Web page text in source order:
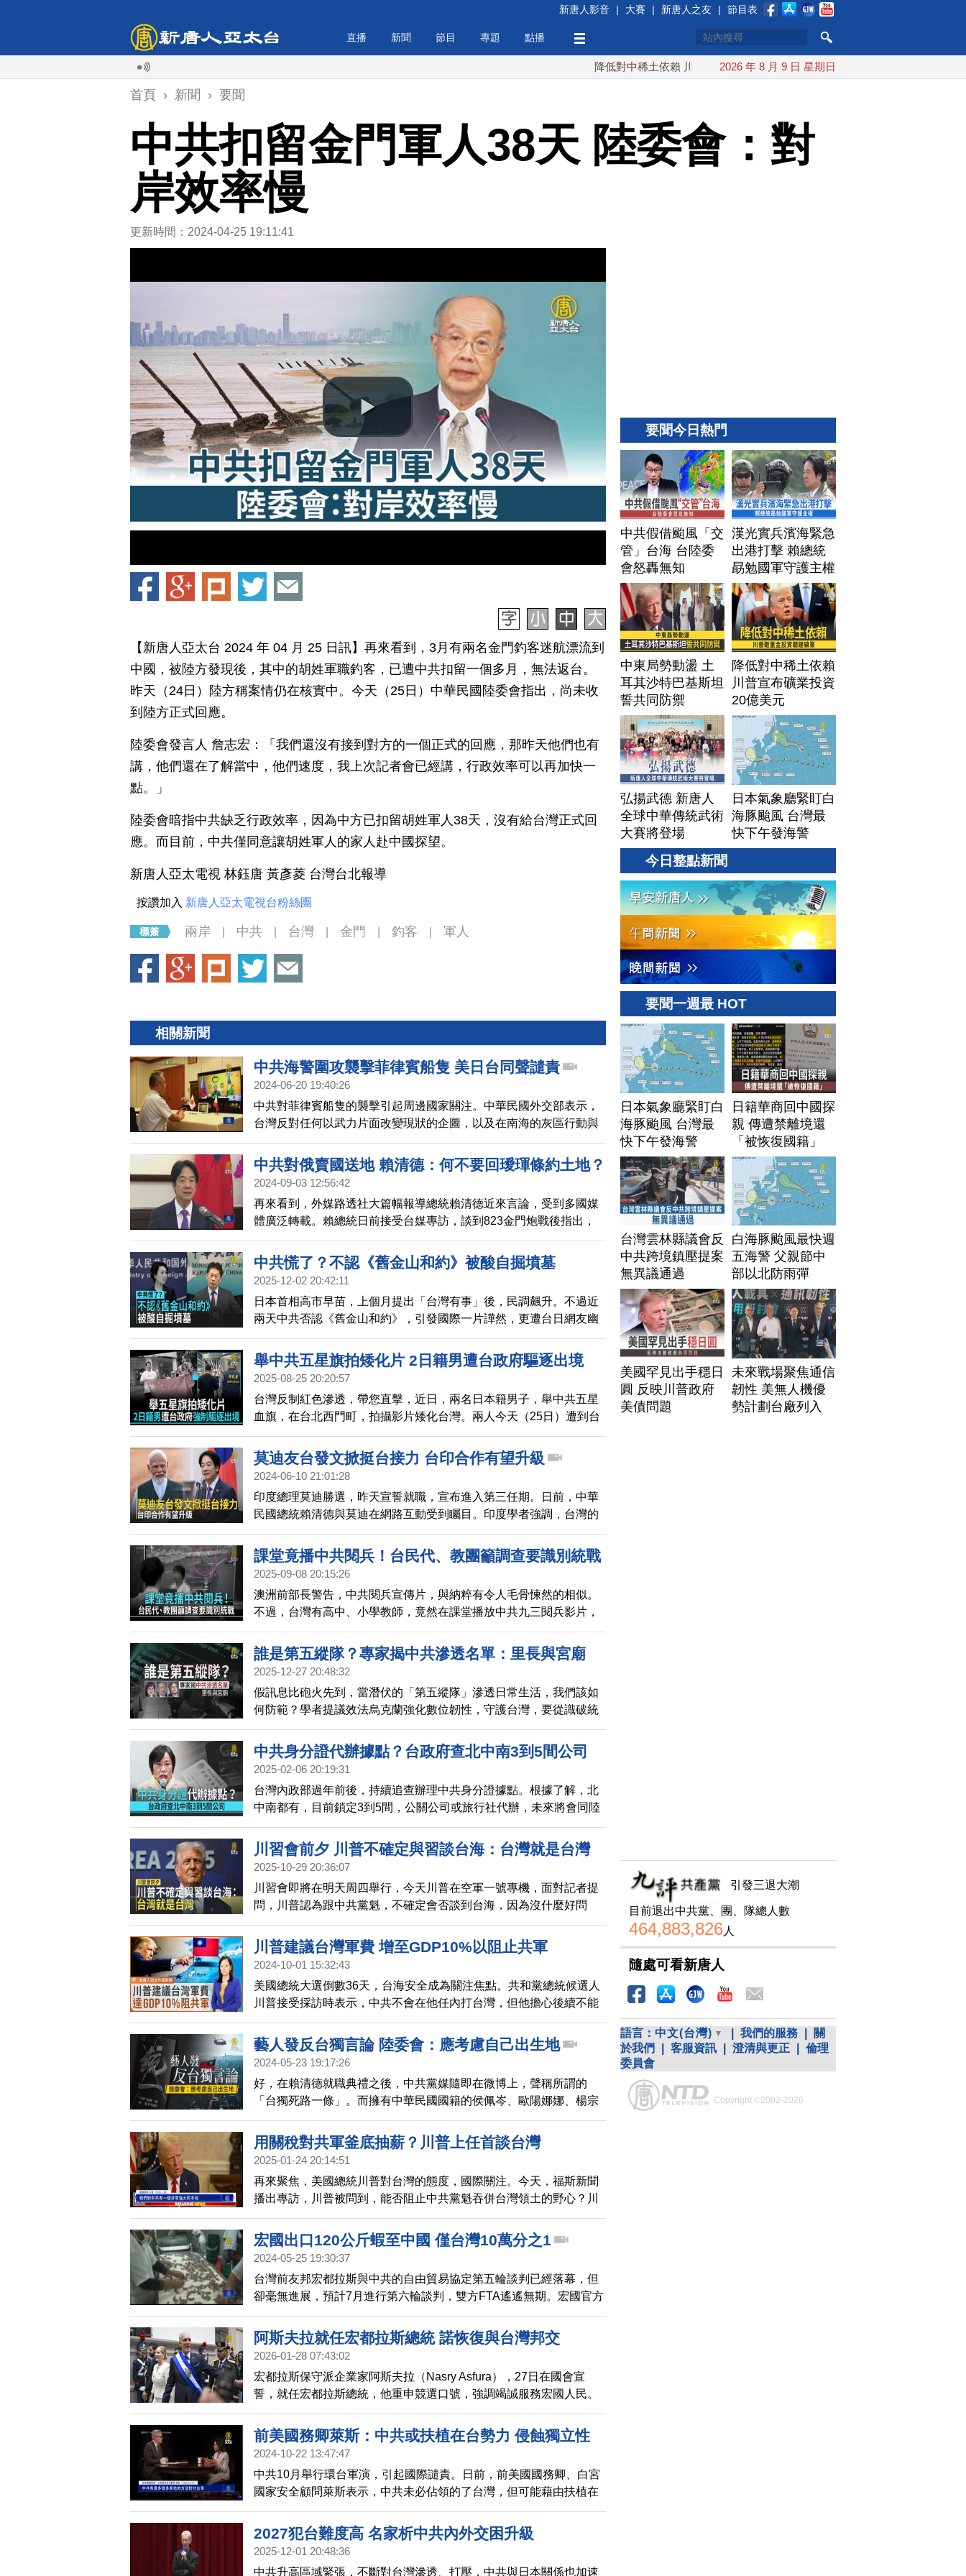
新唐人影音 | 大賽 | 新唐人之友 | 節目表
直播 新聞 節目 專題 點播
降低對中稀土依賴 川普宣布礦業投資20億美元 中東局勢動盪 土耳其沙特巴基斯
2026 年 8 月 9 日 星期日
首頁 › 新聞 › 要聞
中共扣留金門軍人38天 陸委會：對
岸效率慢
更新時間：2024-04-25 19:11:41
【新唐人亞太台 2024 年 04 月 25 日訊】再來看到，3月有兩名金門釣客迷航漂流到
中國，被陸方發現後，其中的胡姓軍職釣客，已遭中共扣留一個多月，無法返台。
昨天（24日）陸方稱案情仍在核實中。今天（25日）中華民國陸委會指出，尚未收
到陸方正式回應。
陸委會發言人 詹志宏：「我們還沒有接到對方的一個正式的回應，那昨天他們也有
講，他們還在了解當中，他們速度，我上次記者會已經講，行政效率可以再加快一
點。」
陸委會暗指中共缺乏行政效率，因為中方已扣留胡姓軍人38天，沒有給台灣正式回
應。而目前，中共僅同意讓胡姓軍人的家人赴中國探望。
新唐人亞太電視 林鈺唐 黃彥菱 台灣台北報導
按讚加入 新唐人亞太電視台粉絲團
兩岸 中共 台灣 金門 釣客 軍人
相關新聞
中共海警圍攻襲擊菲律賓船隻 美日台同聲譴責
2024-06-20 19:40:26
中共對菲律賓船隻的襲擊引起周邊國家關注。中華民國外交部表示，
台灣反對任何以武力片面改變現狀的企圖，以及在南海的灰區行動與
軍事脅迫。美國國務卿布林肯也與菲律賓外長通話，譴責中共破壞區
域和平穩定，並重申美國根據《共同防禦條約》對菲律賓的堅定承
諾。此外，日本自衛隊統合幕僚長吉田圭秀，也與菲律賓參謀總長進
隊始終站在菲律賓這邊，並將深化與菲律賓及理念相近國家的合作。
中共對俄賣國送地 賴清德：何不要回璦琿條約土地？
2024-09-03 12:56:42
再來看到，外媒路透社大篇幅報導總統賴清德近來言論，受到多國媒
體廣泛轉載。賴總統日前接受台媒專訪，談到823金門炮戰後指出，
中共侵台目的，根本就不是為了中國領土問題，否則，中共現在就會
和俄羅斯討回龐大的中國土地。
中共慌了？不認《舊金山和約》被酸自掘墳墓
2025-12-02 20:42:11
日本首相高市早苗，上個月提出「台灣有事」後，民調飆升。不過近
兩天中共否認《舊金山和約》，引發國際一片譁然，更遭台日網友幽
默評論。日本前議員表達，難道現在台灣還是日本領土嗎？台灣外交
部也回應，強調中華民國台灣與中共互不隸屬。
舉中共五星旗拍矮化片 2日籍男遭台政府驅逐出境
2025-08-25 20:20:57
台灣反制紅色滲透，帶您直擊，近日，兩名日本籍男子，舉中共五星
血旗，在台北西門町，拍攝影片矮化台灣。兩人今天（25日）遭到台
灣移民署驅逐出境，禁止再入境台灣。
莫迪友台發文掀挺台接力 台印合作有望升級
2024-06-10 21:01:28
印度總理莫迪勝選，昨天宣誓就職，宣布進入第三任期。日前，中華
民國總統賴清德與莫迪在網路互動受到矚目。印度學者強調，台灣的
自治地位及防衛，都攸關印度利益，雙方的關係應該超越經濟領域。
課堂竟播中共閱兵！台民代、教團籲調查要識別統戰
2025-09-08 20:15:26
澳洲前部長警告，中共閱兵宣傳片，與納粹有令人毛骨悚然的相似。
不過，台灣有高中、小學教師，竟然在課堂播放中共九三閱兵影片，
引發軒然大波。台灣民意代表，及教師聯盟都呼籲政府教育部盡快調
查，中共黑手是否進入台灣校園；更喊話應該要將，識別中共的教育
指引，納入台灣的師資培育。
誰是第五縱隊？專家揭中共滲透名單：里長與宮廟
2025-12-27 20:48:32
假訊息比砲火先到，當潛伏的「第五縱隊」滲透日常生活，我們該如
何防範？學者提議效法烏克蘭強化數位韌性，守護台灣，要從識破統
戰謊言開始。
中共身分證代辦據點？台政府查北中南3到5間公司
2025-02-06 20:19:31
台灣內政部過年前後，持續追查辦理中共身分證據點。根據了解，北
中南都有，目前鎖定3到5間，公關公司或旅行社代辦，未來將會同陸
委會及國安單位，查證是否違反《兩岸人民關係條例》。根據台灣法
規，兩岸戶籍互斥，不可兼得。
川習會前夕 川普不確定與習談台海：台灣就是台灣
2025-10-29 20:36:07
川習會即將在明天周四舉行，今天川普在空軍一號專機，面對記者提
問，川普認為跟中共黨魁，不確定會否談到台海，因為沒什麼好問
的；川普直言，台灣就是台灣。
川普建議台灣軍費 增至GDP10%以阻止共軍
2024-10-01 15:32:43
美國總統大選倒數36天，台海安全成為關注焦點。共和黨總統候選人
川普接受採訪時表示，中共不會在他任內打台灣，但他擔心後續不能
避免，川普也建議台灣，將國防預算拉高到GDP的10%。
藝人發反台獨言論 陸委會：應考慮自己出生地
2024-05-23 19:17:26
好，在賴清德就職典禮之後，中共黨媒隨即在微博上，聲稱所謂的
「台獨死路一條」。而擁有中華民國國籍的侯佩岑、歐陽娜娜、楊宗
緯及張韶涵等藝人，也跟著轉發，引起台灣網友不滿。中華民國陸委
會今天（23日）也做出回應。
用關稅對共軍釜底抽薪？川普上任首談台灣
2025-01-24 20:14:51
再來聚焦，美國總統川普對台灣的態度，國際關注。今天，福斯新聞
播出專訪，川普被問到，能否阻止中共黨魁吞併台灣領土的野心？川
普表示，關鍵是他將藉由關稅應對中共。
宏國出口120公斤蝦至中國 僅台灣10萬分之1
2024-05-25 19:30:37
台灣前友邦宏都拉斯與中共的自由貿易協定第五輪談判已經落幕，但
卻毫無進展，預計7月進行第六輪談判，雙方FTA遙遙無期。宏國官方
24日證實，即將出口120公斤的蝦子到中國，只相當於台灣2023年進
口量的10萬分之1，而這對於陷入困境的宏國蝦農來說，也只是杯水
車薪。
阿斯夫拉就任宏都拉斯總統 諾恢復與台灣邦交
2026-01-28 07:43:02
宏都拉斯保守派企業家阿斯夫拉（Nasry Asfura），27日在國會宣
誓，就任宏都拉斯總統，他重申競選口號，強調竭誠服務宏國人民。
阿斯夫拉曾經承諾，要恢復與台灣的外交關係，如果達成，將成為中
共在中美洲外交的一大挫敗。
前美國務卿萊斯：中共或扶植在台勢力 侵蝕獨立性
2024-10-22 13:47:47
中共10月舉行環台軍演，引起國際譴責。日前，前美國國務卿、白宮
國家安全顧問萊斯表示，中共未必佔領的了台灣，但可能藉由扶植在
台勢力，侵蝕台灣的意志。
2027犯台難度高 名家析中共內外交困升級
2025-12-01 20:48:36
中共升高區域緊張，不斷對台灣滲透、打壓，中共與日本關係也加速
要聞今日熱門
中共假借颱風「交
管」台海 台陸委
會怒轟無知
漢光實兵濱海緊急
出港打擊 賴總統
勗勉國軍守護主權
中東局勢動盪 土
耳其沙特巴基斯坦
誓共同防禦
降低對中稀土依賴
川普宣布礦業投資
20億美元
弘揚武德 新唐人
全球中華傳統武術
大賽將登場
日本氣象廳緊盯白
海豚颱風 台灣最
快下午發海警
今日整點新聞
要聞一週最 HOT
日本氣象廳緊盯白
海豚颱風 台灣最
快下午發海警
日籍華商回中國探
親 傳遭禁離境還
「被恢復國籍」
台灣雲林縣議會反
中共跨境鎮壓提案
無異議通過
白海豚颱風最快週
五海警 父親節中
部以北防雨彈
美國罕見出手穩日
圓 反映川普政府
美債問題
未來戰場聚焦通信
韌性 美無人機優
勢計劃台廠列入
引發三退大潮
目前退出中共黨、團、隊總人數
464,883,826人
隨處可看新唐人
語言： 中文(台灣) 我們的服務
關
於我們
客服資訊 澄清與更正
倫理
委員會
Copyright ©2002-2026